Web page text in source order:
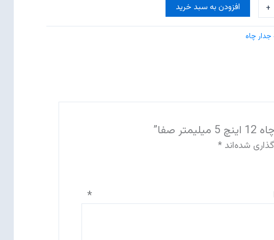
+ افزودن به سبد خرید
جدار چاه
شده‌اند*
شما *